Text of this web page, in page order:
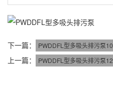
下一篇： PWDDFL型多吸头排污泵10
上一篇： PWDDFL型多吸头排污泵12